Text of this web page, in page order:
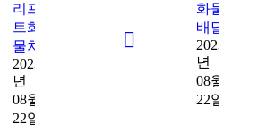
리프
트화
물차
2023
년
08월
22일
화물
배달
2023
년
08월
22일